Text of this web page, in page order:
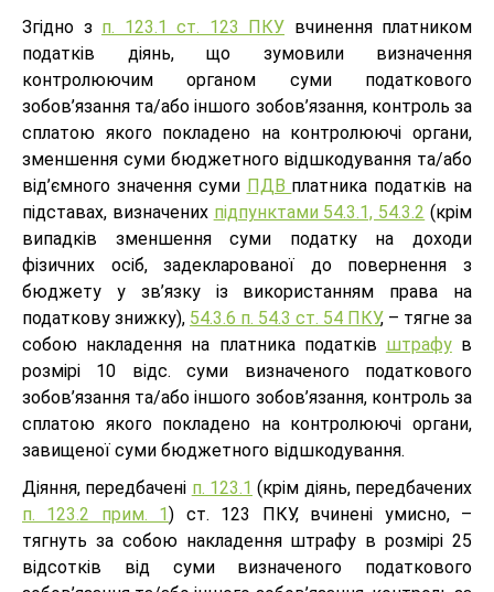
Згідно з п. 123.1 ст. 123 ПКУ вчинення платником
податків діянь, що зумовили визначення
контролюючим органом суми податкового
зобов’язання та/або іншого зобов’язання, контроль за
сплатою якого покладено на контролюючі органи,
зменшення суми бюджетного відшкодування та/або
від’ємного значення суми ПДВ платника податків на
підставах, визначених підпунктами 54.3.1, 54.3.2 (крім
випадків зменшення суми податку на доходи
фізичних осіб, задекларованої до повернення з
бюджету у зв’язку із використанням права на
податкову знижку), 54.3.6 п. 54.3 ст. 54 ПКУ, – тягне за
собою накладення на платника податків штрафув
розмірі 10 відс. суми визначеного податкового
зобов’язання та/або іншого зобов’язання, контроль за
сплатою якого покладено на контролюючі органи,
завищеної суми бюджетного відшкодування.
Діяння, передбачені п. 123.1 (крім діянь, передбачених
п. 123.2 прим. 1) ст. 123 ПКУ, вчинені умисно, –
тягнуть за собою накладення штрафу в розмірі 25
відсотків від суми визначеного податкового